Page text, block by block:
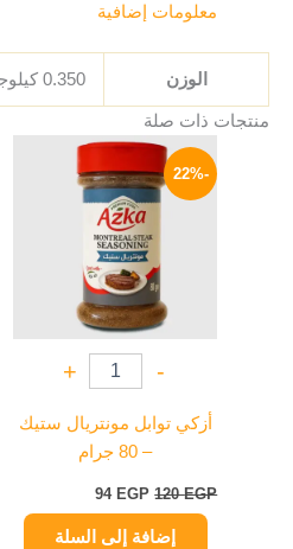
معلومات إضافية
الوزن 0.350 كيلوجرام
منتجات ذات صلة
-22%
-
+
أزكي توابل مونتريال ستيك
– 80 جرام
120EGP
السعر
هو:
120 EGP.
94 EGP
السعر
هو:
94 EGP.
إضافة إلى السلة